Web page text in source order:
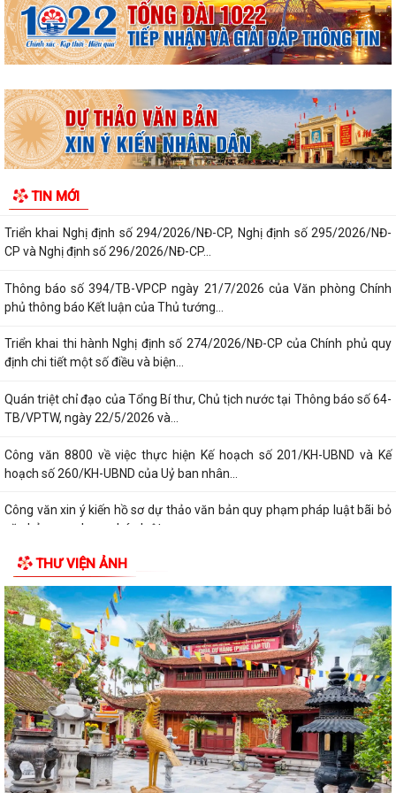
TIN MỚI
Công văn 2843 về việc triển khai thực hiện Quyết định số 2843/QĐ-
UBND ngày 23/7/2026 của Uỷ ban...
Triển khai, thực hiện ý kiến chỉ đạo của Ban Thường vụ Thành ủy tại
Công bố công khai danh mục thủ tục hành chính đủ điều kiện cung cấp
dịch vụ công trực tuyến và thủ...
đơn vị hành chính nhà nước trên...
Triển khai Nghị định số 294/2026/NĐ-CP, Nghị định số 295/2026/NĐ-
CP và Nghị định số 296/2026/NĐ-CP...
Thông báo số 394/TB-VPCP ngày 21/7/2026 của Văn phòng Chính
phủ thông báo Kết luận của Thủ tướng...
Triển khai thi hành Nghị định số 274/2026/NĐ-CP của Chính phủ quy
định chi tiết một số điều và biện...
Quán triệt chỉ đạo của Tổng Bí thư, Chủ tịch nước tại Thông báo số 64-
TB/VPTW, ngày 22/5/2026 và...
Công văn 8800 về việc thực hiện Kế hoạch số 201/KH-UBND và Kế
hoạch số 260/KH-UBND của Uỷ ban nhân...
Công văn xin ý kiến hồ sơ dự thảo văn bản quy phạm pháp luật bãi bỏ
văn bản quy phạm pháp luật
CHƯƠNG TRÌNH CÔNG TÁC CỦA LÃNH ĐẠO UBND PHƯỜNG ÁI QUỐC
(Từ ngày 03/8/2026 đến ngày 09/8/2026)
Triển khai thực hiện Kế hoạch số 276/KH-UBND ngày 20/7/2026 của
UBND thành phố Hải Phòng
Thông báo về việc triển khai khai thác, sử dụng bài giảng pháp luật và
Chatbox AI Trợ giúp pháp luật
Quyết định về việc công bố Danh mục thủ tục hành chính bị bãi bỏ
thuộc phạm vi chức năng quản lý...
Các quyết định về việc kiện toàn Tổ hoà giải và công nhận Hòa giải
THƯ VIỆN ẢNH